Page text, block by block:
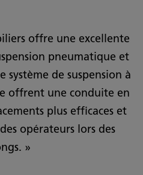
offre une excellente
pneumatique et
système de suspension à
offrent une conduite en
plus efficaces et
opérateurs lors des
»